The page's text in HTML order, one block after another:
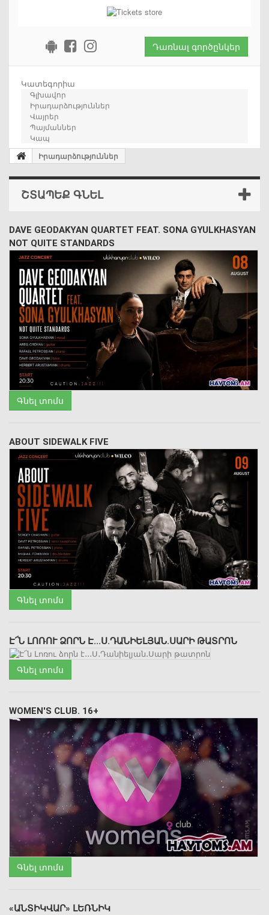
Դառնալ գործընկեր
Կատեգորիա
Գլխավոր
Իրադարձություններ
Վայրեր
Պայմաններ
Կապ
Իրադարձություններ
ՇՏԱՊԵՔ ԳՆԵԼ
DAVE GEODAKYAN QUARTET FEAT. SONA GYULKHASYAN
NOT QUITE STANDARDS
Գնել տոմս
ABOUT SIDEWALK FIVE
Գնել տոմս
Է՜Ն ԼՈՌՈՒ ՁՈՐՆ Է․․․Ս․ԴԱՆԻԵԼՅԱՆ․ՍԱՐԻ ԹԱՏՐՈՆ
Գնել տոմս
WOMEN'S CLUB. 16+
Գնել տոմս
«ԱՆՏԻԿՎԱՐ» ԼԵՌՆԻԿ